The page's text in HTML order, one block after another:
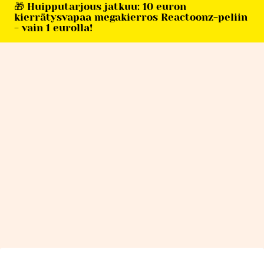
🎁 Huipputarjous jatkuu: 10 euron
kierrätysvapaa megakierros Reactoonz-peliin
- vain 1 eurolla!